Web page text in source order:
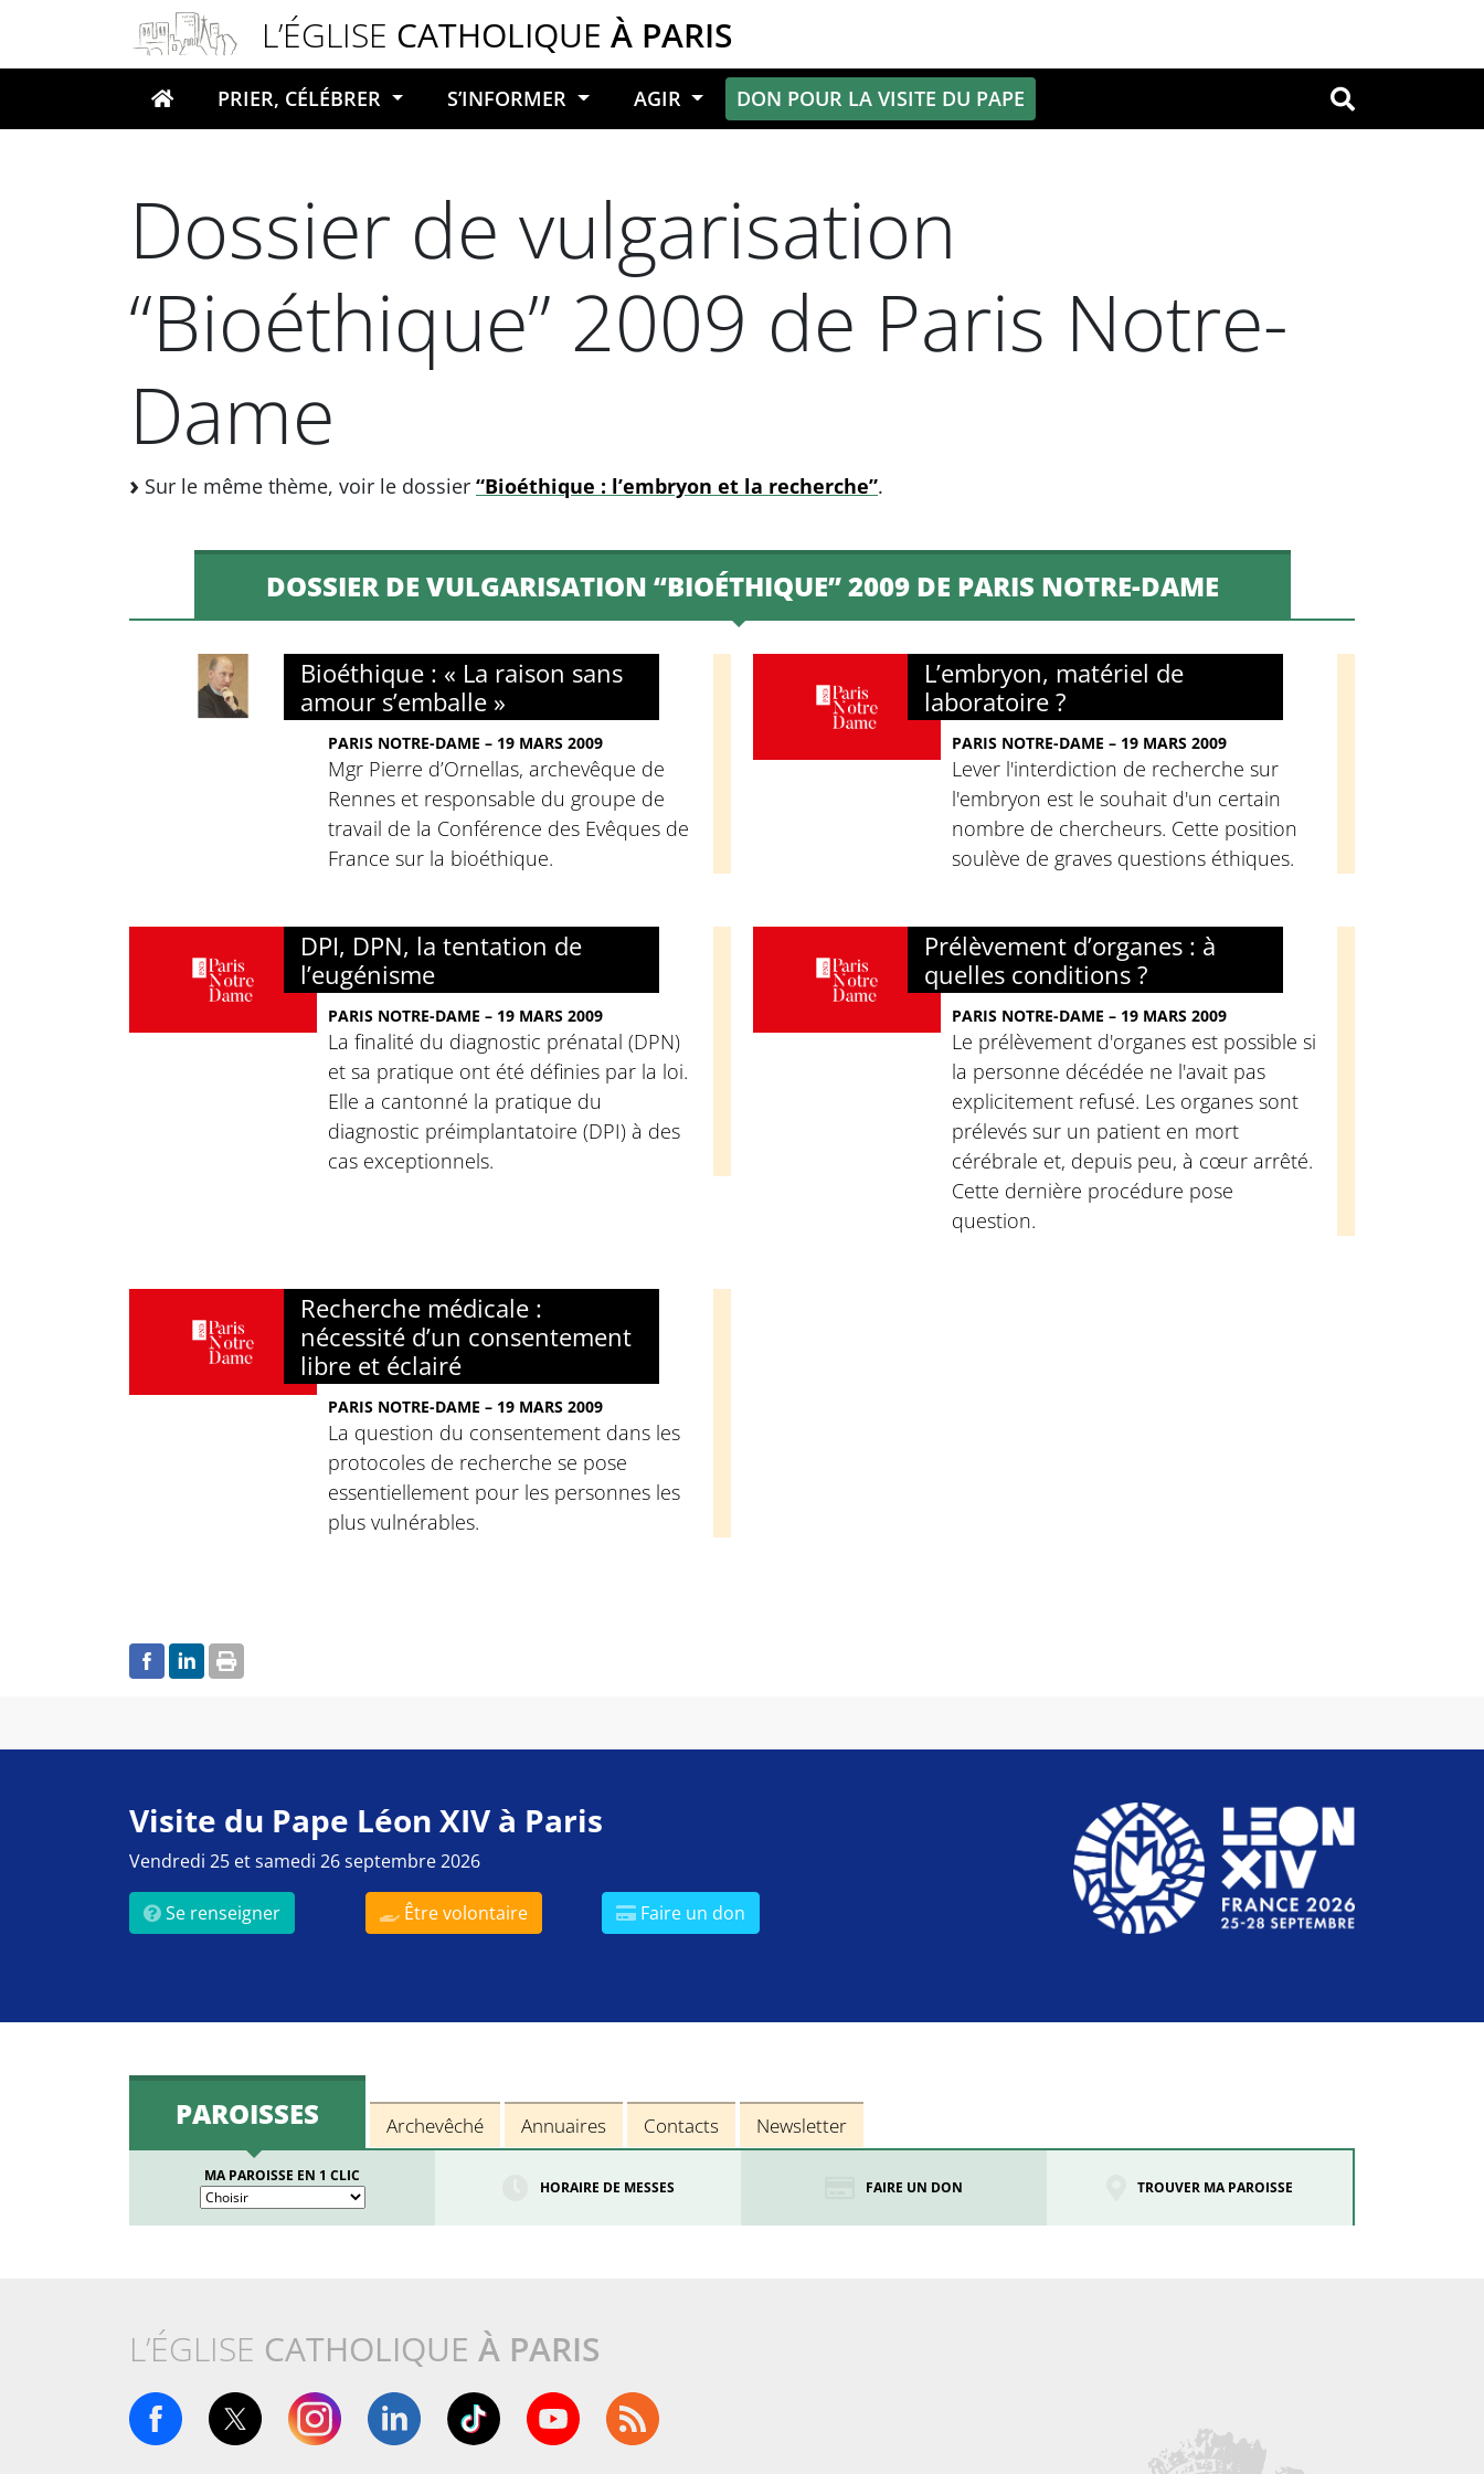
L’ÉGLISE CATHOLIQUE À PARIS
Votre recherche OK
PRIER, CÉLÉBRER S’INFORMER AGIR DON POUR LA VISITE DU PAPE
Dossier de vulgarisation
“Bioéthique” 2009 de Paris Notre-
Dame
Sur le même thème, voir le dossier “Bioéthique : l’embryon et la recherche”.
DOSSIER DE VULGARISATION “BIOÉTHIQUE” 2009 DE PARIS NOTRE-DAME
Bioéthique : « La raison sans
amour s’emballe »
PARIS NOTRE-DAME – 19 MARS 2009
Mgr Pierre d’Ornellas, archevêque de
Rennes et responsable du groupe de
travail de la Conférence des Evêques de
France sur la bioéthique.
L’embryon, matériel de
laboratoire ?
PARIS NOTRE-DAME – 19 MARS 2009
Lever l'interdiction de recherche sur
l'embryon est le souhait d'un certain
nombre de chercheurs. Cette position
soulève de graves questions éthiques.
DPI, DPN, la tentation de
l’eugénisme
PARIS NOTRE-DAME – 19 MARS 2009
La finalité du diagnostic prénatal (DPN)
et sa pratique ont été définies par la loi.
Elle a cantonné la pratique du
diagnostic préimplantatoire (DPI) à des
cas exceptionnels.
Prélèvement d’organes : à
quelles conditions ?
PARIS NOTRE-DAME – 19 MARS 2009
Le prélèvement d'organes est possible si
la personne décédée ne l'avait pas
explicitement refusé. Les organes sont
prélevés sur un patient en mort
cérébrale et, depuis peu, à cœur arrêté.
Cette dernière procédure pose
question.
Recherche médicale :
nécessité d’un consentement
libre et éclairé
PARIS NOTRE-DAME – 19 MARS 2009
La question du consentement dans les
protocoles de recherche se pose
essentiellement pour les personnes les
plus vulnérables.
Visite du Pape Léon XIV à Paris
Vendredi 25 et samedi 26 septembre 2026
Se renseigner Être volontaire Faire un don
PAROISSES Archevêché Annuaires Contacts Newsletter
MA PAROISSE EN 1 CLIC
HORAIRE DE MESSES FAIRE UN DON TROUVER MA PAROISSE
L’ÉGLISE CATHOLIQUE À PARIS
Panneau de gestion des cookies